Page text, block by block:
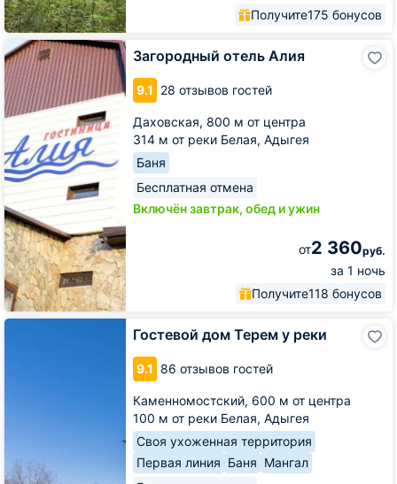
Получите175 бонусов
Загородный отель Алия
9.1 28 отзывов гостей
Даховская, 800 м от центра
314 м от реки Белая, Адыгея
Баня
Бесплатная отмена
Включён завтрак, обед и ужин
от2 360руб.
за 1 ночь
Получите118 бонусов
Загородный
отель
Алия
Гостевой дом Терем у реки
9.1 86 отзывов гостей
Каменномостский, 600 м от центра
100 м от реки Белая, Адыгея
Своя ухоженная территория
Первая линия Баня Мангал
Гостевой